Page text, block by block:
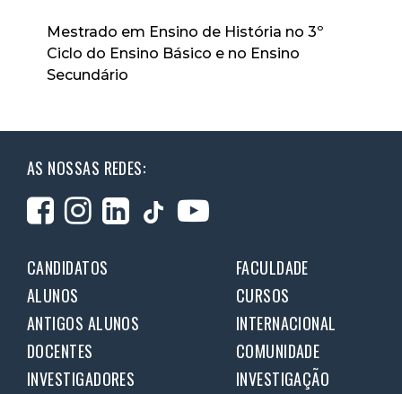
Mestrado em Ensino de História no 3º
Ciclo do Ensino Básico e no Ensino
Secundário
AS NOSSAS REDES:
CANDIDATOS
FACULDADE
ALUNOS
CURSOS
ANTIGOS ALUNOS
INTERNACIONAL
DOCENTES
COMUNIDADE
INVESTIGADORES
INVESTIGAÇÃO